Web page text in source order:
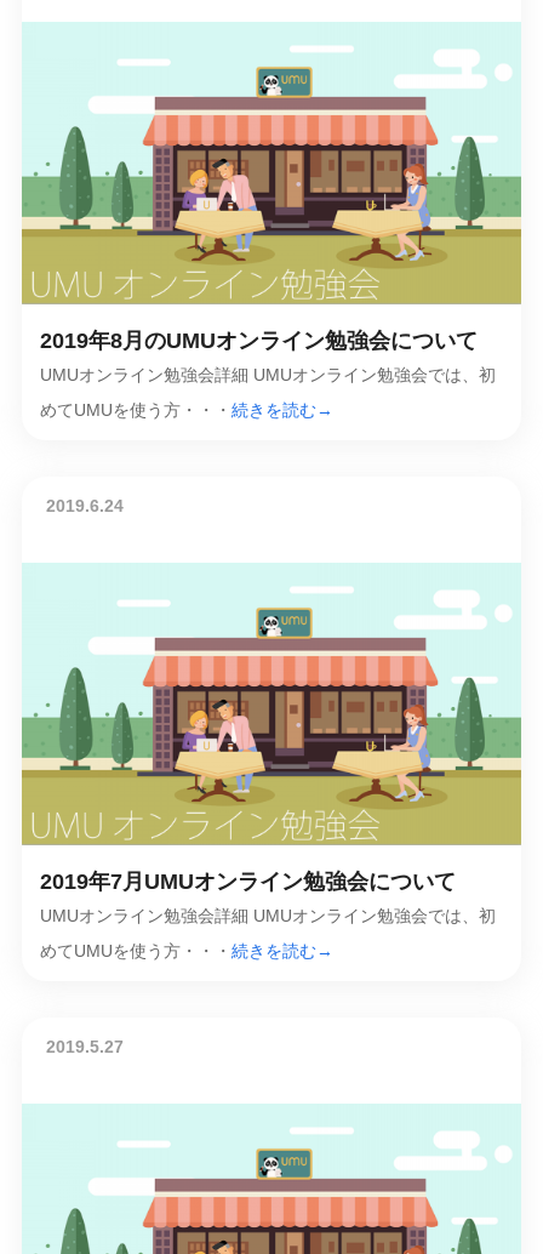
2019年8月のUMUオンライン勉強会について
UMUオンライン勉強会詳細 UMUオンライン勉強会では、初
めてUMUを使う方・・・ 続きを読む→
2019.6.24
2019年7月UMUオンライン勉強会について
UMUオンライン勉強会詳細 UMUオンライン勉強会では、初
めてUMUを使う方・・・ 続きを読む→
2019.5.27